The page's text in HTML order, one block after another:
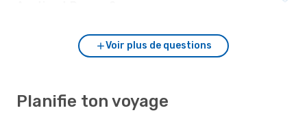
Voir plus de questions
Planifie ton voyage